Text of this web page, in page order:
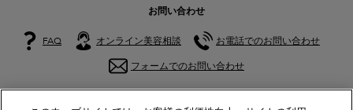
お問い合わせ
FAQ オンライン美容相談 お電話でのお問い合わせ
フォームでのお問い合わせ